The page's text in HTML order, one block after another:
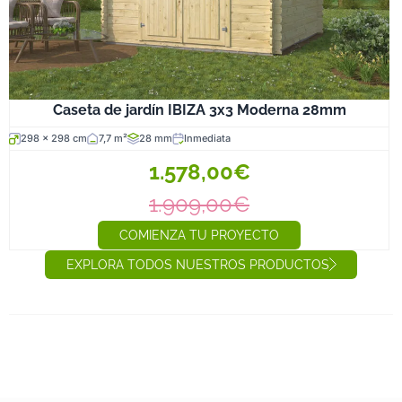
Caseta de jardín IBIZA 3x3 Moderna 28mm
298 x 298 cm 7,7 m² 28 mm Inmediata
1.578,00€
1.909,00€
COMIENZA TU PROYECTO
EXPLORA TODOS NUESTROS PRODUCTOS